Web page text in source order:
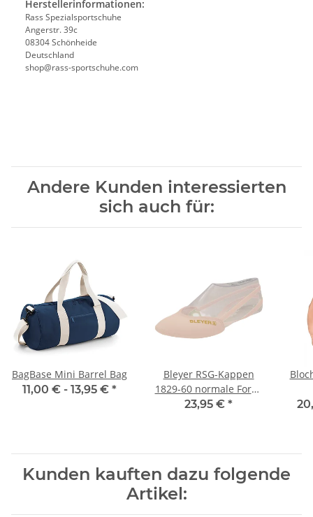
Herstellerinformationen:
Rass Spezialsportschuhe
Angerstr. 39c
08304 Schönheide
Deutschland
shop@rass-sportschuhe.com
Andere Kunden interessierten
sich auch für:
BagBase Mini Barrel Bag
11,00 € - 13,95 € *
Bleyer RSG-Kappen
1829-60 normale Form,
lachs
23,95 € *
Kunden kauften dazu folgende
Artikel: